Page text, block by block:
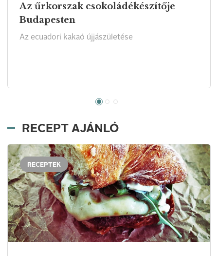
Az űrkorszak csokoládékészítője
Budapesten
Az ecuadori kakaó újjászületése
RECEPT AJÁNLÓ
RECEPTEK